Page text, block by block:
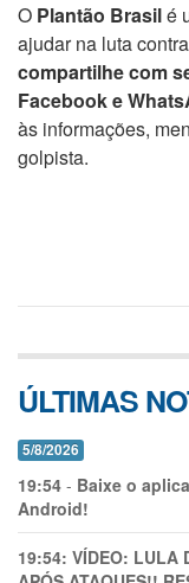
O Plantão Brasilé
ajudar na luta
compartilhe com
Facebook e
às informações,
golpista.
ÚLTIMAS
5/8/2026
19:54 - Baixe o
Android!
19:54: VÍDEO: LULA